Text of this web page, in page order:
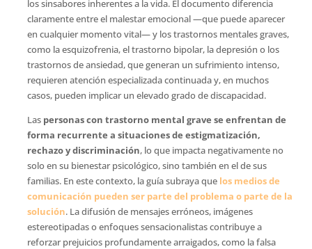
los sinsabores inherentes a la vida. El documento diferencia
claramente entre el malestar emocional —que puede aparecer
en cualquier momento vital— y los trastornos mentales graves,
como la esquizofrenia, el trastorno bipolar, la depresión o los
trastornos de ansiedad, que generan un sufrimiento intenso,
requieren atención especializada continuada y, en muchos
casos, pueden implicar un elevado grado de discapacidad.
Las personas con trastorno mental grave se enfrentan de
forma recurrente a situaciones de estigmatización,
rechazo y discriminación, lo que impacta negativamente no
solo en su bienestar psicológico, sino también en el de sus
familias. En este contexto, la guía subraya que los medios de
comunicación pueden ser parte del problema o parte de la
solución. La difusión de mensajes erróneos, imágenes
estereotipadas o enfoques sensacionalistas contribuye a
reforzar prejuicios profundamente arraigados, como la falsa